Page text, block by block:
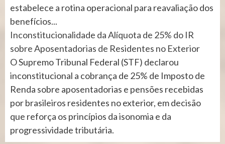
estabelece a rotina operacional para reavaliação dos
benefícios...
Inconstitucionalidade da Alíquota de 25% do IR
sobre Aposentadorias de Residentes no Exterior
O Supremo Tribunal Federal (STF) declarou
inconstitucional a cobrança de 25% de Imposto de
Renda sobre aposentadorias e pensões recebidas
por brasileiros residentes no exterior, em decisão
que reforça os princípios da isonomia e da
progressividade tributária.